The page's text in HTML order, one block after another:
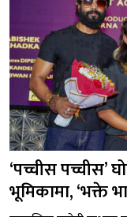
‘पच्चीस पच्चीस’
भूमिकामा, ‘भक्ते